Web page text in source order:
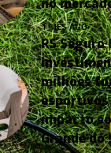
no
1 MÊS AGO
RS
milhões
esportivos
impacto
Grande do